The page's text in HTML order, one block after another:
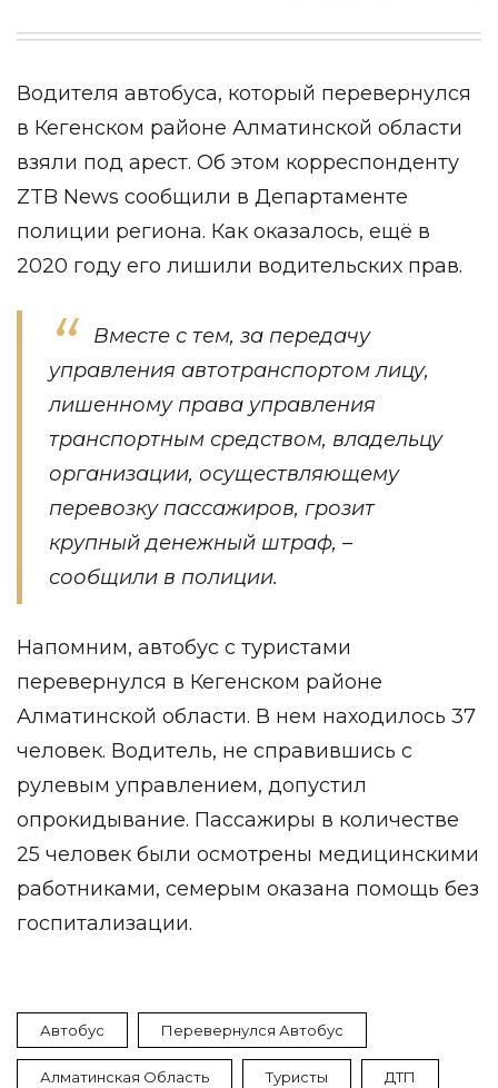
Водителя автобуса, который перевернулся
в Кегенском районе Алматинской области
взяли под арест. Об этом корреспонденту
ZTB News сообщили в Департаменте
полиции региона. Как оказалось, ещё в
2020 году его лишили водительских прав.
Вместе с тем, за передачу
управления автотранспортом лицу,
лишенному права управления
транспортным средством, владельцу
организации, осуществляющему
перевозку пассажиров, грозит
крупный денежный штраф, –
сообщили в полиции.
Напомним, автобус с туристами
перевернулся в Кегенском районе
Алматинской области. В нем находилось 37
человек. Водитель, не справившись с
рулевым управлением, допустил
опрокидывание. Пассажиры в количестве
25 человек были осмотрены медицинскими
работниками, семерым оказана помощь без
госпитализации.
Автобус Перевернулся Автобус
Алматинская Область Туристы ДТП